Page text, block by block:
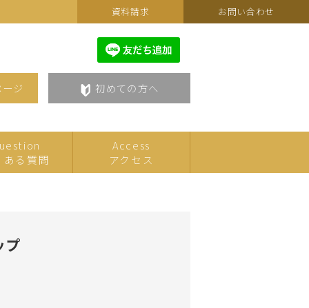
お問い合わせ
資料請求
初めての方へ
ジ
ある質問
Access
アクセス
プ